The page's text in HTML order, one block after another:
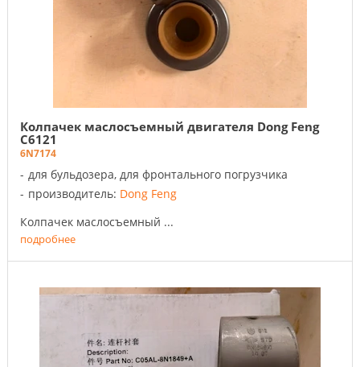
Колпачек маслосъемный двигателя Dong Feng
C6121
6N7174
для бульдозера, для фронтального погрузчика
производитель: Dong Feng
Колпачек маслосъемный ...
подробнее